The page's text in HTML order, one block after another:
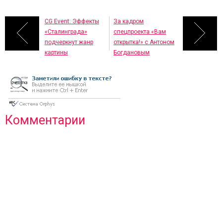
CG Event: Эффекты
«Сталинграда»
подчеркнут жанр
картины
За кадром
спецпроекта «Вам
открытка!» с Антоном
Богдановым
Комментарии